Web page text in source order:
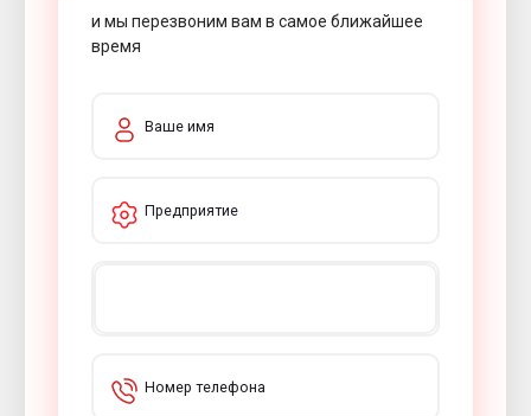
Технический сервис
и мы перезвоним вам в самое ближайшее
время